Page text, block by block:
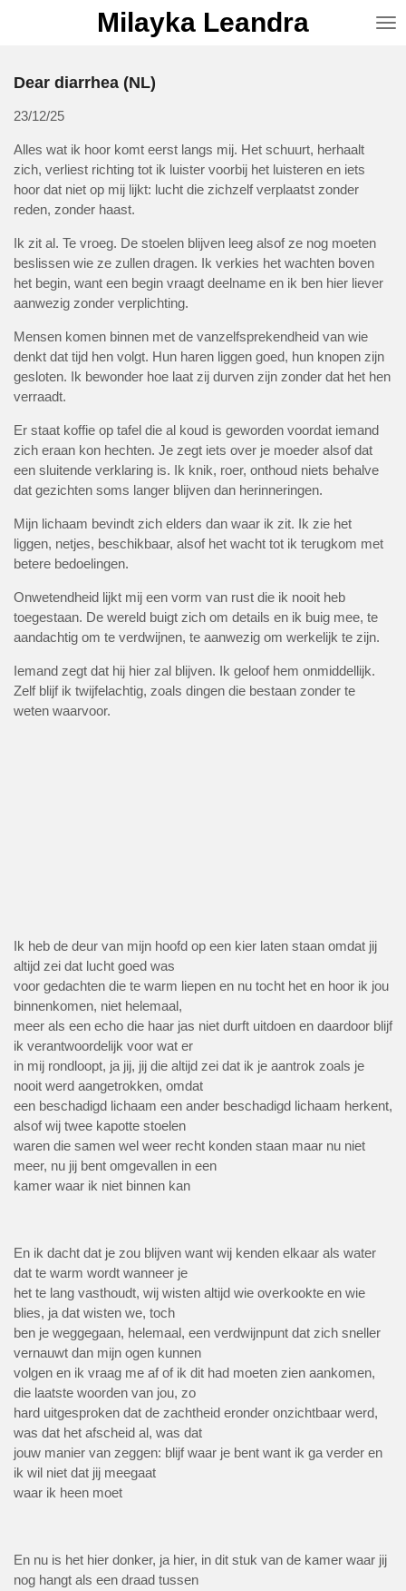
de
Milayka Leandra
Dear diarrhea (NL)
23/12/25
Alles wat ik hoor komt eerst langs mij. Het schuurt, herhaalt
zich, verliest richting tot ik luister voorbij het luisteren en iets
hoor dat niet op mij lijkt: lucht die zichzelf verplaatst zonder
reden, zonder haast.
Ik zit al. Te vroeg. De stoelen blijven leeg alsof ze nog moeten
beslissen wie ze zullen dragen. Ik verkies het wachten boven
het begin, want een begin vraagt deelname en ik ben hier liever
aanwezig zonder verplichting.
Mensen komen binnen met de vanzelfsprekendheid van wie
denkt dat tijd hen volgt. Hun haren liggen goed, hun knopen zijn
gesloten. Ik bewonder hoe laat zij durven zijn zonder dat het hen
verraadt.
Er staat koffie op tafel die al koud is geworden voordat iemand
zich eraan kon hechten. Je zegt iets over je moeder alsof dat
een sluitende verklaring is. Ik knik, roer, onthoud niets behalve
dat gezichten soms langer blijven dan herinneringen.
Mijn lichaam bevindt zich elders dan waar ik zit. Ik zie het
liggen, netjes, beschikbaar, alsof het wacht tot ik terugkom met
betere bedoelingen.
Onwetendheid lijkt mij een vorm van rust die ik nooit heb
toegestaan. De wereld buigt zich om details en ik buig mee, te
aandachtig om te verdwijnen, te aanwezig om werkelijk te zijn.
Iemand zegt dat hij hier zal blijven. Ik geloof hem onmiddellijk.
Zelf blijf ik twijfelachtig, zoals dingen die bestaan zonder te
weten waarvoor.
Ik heb de deur van mijn hoofd op een kier laten staan omdat jij
altijd zei dat lucht goed was
voor gedachten die te warm liepen en nu tocht het en hoor ik jou
binnenkomen, niet helemaal,
meer als een echo die haar jas niet durft uitdoen en daardoor blijf
ik verantwoordelijk voor wat er
in mij rondloopt, ja jij, jij die altijd zei dat ik je aantrok zoals je
nooit werd aangetrokken, omdat
een beschadigd lichaam een ander beschadigd lichaam herkent,
alsof wij twee kapotte stoelen
waren die samen wel weer recht konden staan maar nu niet
meer, nu jij bent omgevallen in een
kamer waar ik niet binnen kan
En ik dacht dat je zou blijven want wij kenden elkaar als water
dat te warm wordt wanneer je
het te lang vasthoudt, wij wisten altijd wie overkookte en wie
blies, ja dat wisten we, toch
ben je weggegaan, helemaal, een verdwijnpunt dat zich sneller
vernauwt dan mijn ogen kunnen
volgen en ik vraag me af of ik dit had moeten zien aankomen,
die laatste woorden van jou, zo
hard uitgesproken dat de zachtheid eronder onzichtbaar werd,
was dat het afscheid al, was dat
jouw manier van zeggen: blijf waar je bent want ik ga verder en
ik wil niet dat jij meegaat
waar ik heen moet
En nu is het hier donker, ja hier, in dit stuk van de kamer waar jij
nog hangt als een draad tussen